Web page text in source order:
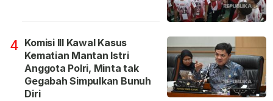
4 Komisi III Kawal Kasus
Kematian Mantan Istri
Anggota Polri, Minta tak
Gegabah Simpulkan Bunuh
Diri